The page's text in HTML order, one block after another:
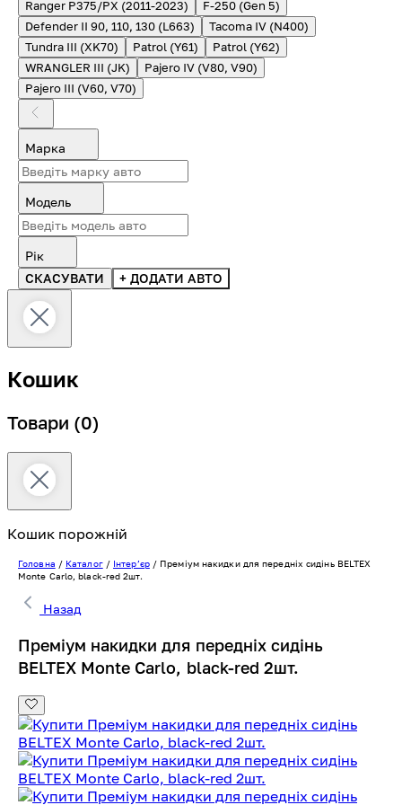
Ranger P375/PX (2011-2023)
F-250 (Gen 5)
Defender II 90, 110, 130 (L663)
Tacoma IV (N400)
Tundra III (XK70)
Patrol (Y61)
Patrol (Y62)
WRANGLER III (JK)
Pajero IV (V80, V90)
Pajero III (V60, V70)
Марка
Модель
Рік
СКАСУВАТИ
+ ДОДАТИ АВТО
Кошик
Товари (0)
Кошик порожній
Головна / Каталог/ Інтерʼєр/ Преміум накидки для передніх сидінь BELTEX
Monte Carlo, black-red 2шт.
Назад
Преміум накидки для передніх сидінь
BELTEX Monte Carlo, black-red 2шт.